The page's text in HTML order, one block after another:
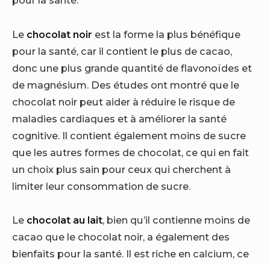
Le chocolat noir est la forme la plus bénéfique
pour la santé, car il contient le plus de cacao,
donc une plus grande quantité de flavonoïdes et
de magnésium. Des études ont montré que le
chocolat noir peut aider à réduire le risque de
maladies cardiaques et à améliorer la santé
cognitive. Il contient également moins de sucre
que les autres formes de chocolat, ce qui en fait
un choix plus sain pour ceux qui cherchent à
limiter leur consommation de sucre.
Le chocolat au lait, bien qu’il contienne moins de
cacao que le chocolat noir, a également des
bienfaits pour la santé. Il est riche en calcium, ce